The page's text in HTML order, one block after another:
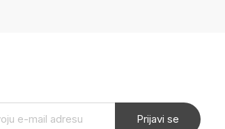
Prijavi se